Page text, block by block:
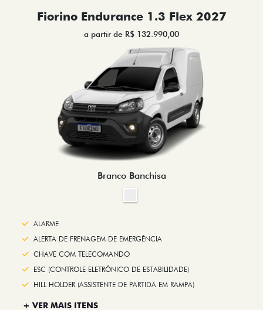
Fiorino Endurance 1.3 Flex 2027
a partir de R$ 132.990,00
Branco Banchisa
ALARME
ALERTA DE FRENAGEM DE EMERGÊNCIA
CHAVE COM TELECOMANDO
ESC (CONTROLE ELETRÔNICO DE ESTABILIDADE)
HILL HOLDER (ASSISTENTE DE PARTIDA EM RAMPA)
+ VER MAIS ITENS